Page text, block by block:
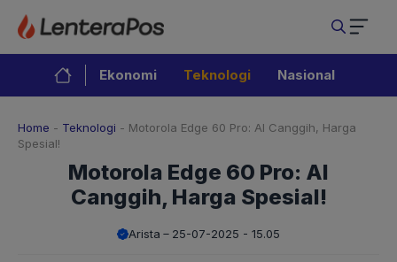
Langsung
isi
Ekonomi Teknologi Nasional
Home - Teknologi - Motorola Edge 60 Pro: AI Canggih, Harga
Spesial!
Motorola Edge 60 Pro: AI
Canggih, Harga Spesial!
Arista 25-07-2025 - 15.05